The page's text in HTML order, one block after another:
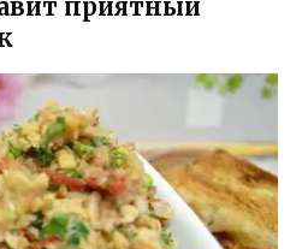
приятный